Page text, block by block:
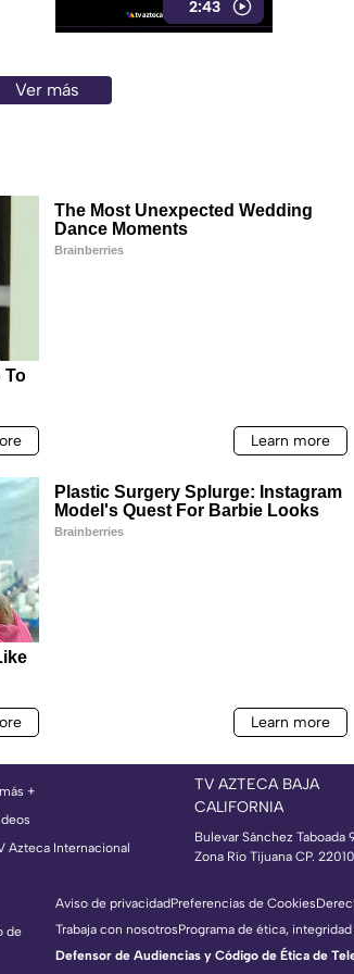
2:43
Ver más
+
Azteca Internacional
TV AZTECA BAJA
CALIFORNIA
Bulevar Sánchez Taboada
Zona Río Tijuana CP. 22010
de
Aviso de privacidadPreferencias de Cookies
Trabaja con nosotrosPrograma de ética,
Defensor de Audiencias y Código de Ética de